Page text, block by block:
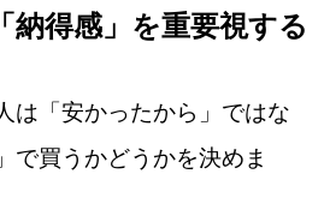
納得感」を重要視する
は「安かったから」ではな
で買うかどうかを決めま